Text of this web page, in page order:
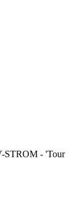
STROM - 'Tour